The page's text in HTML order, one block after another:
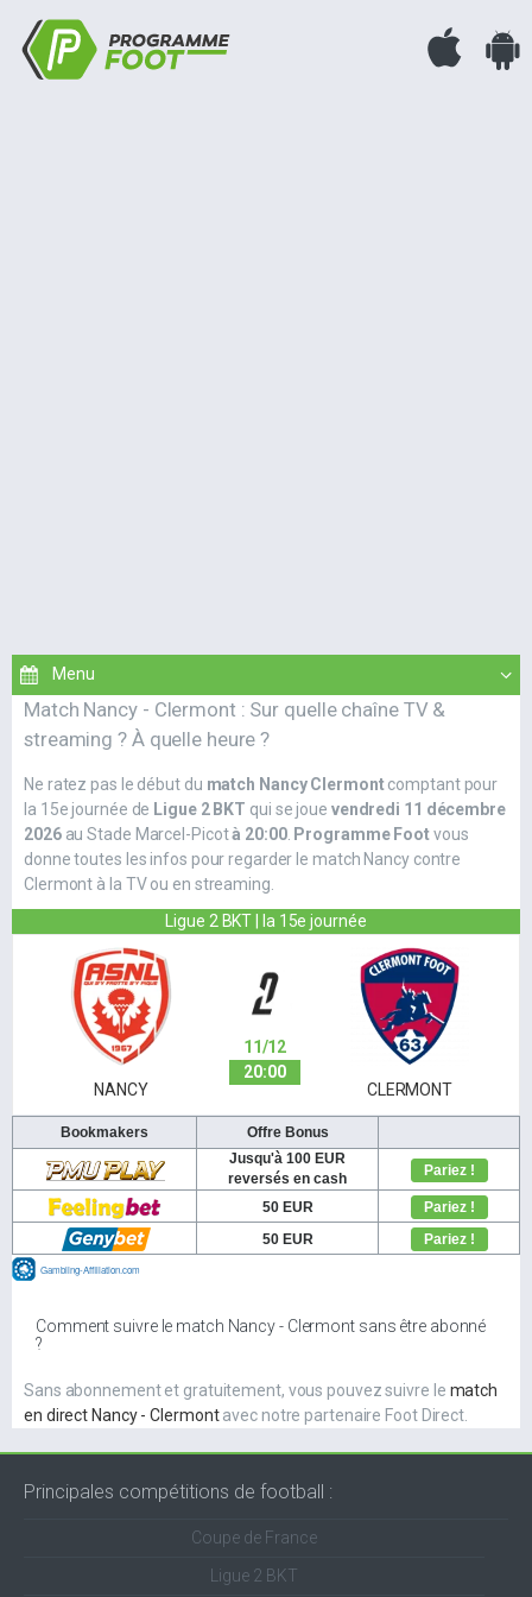
Match Nancy - Clermont : Sur quelle chaîne TV &
streaming ? À quelle heure ?
Ne ratez pas le début du match Nancy Clermontcomptant pour
la 15e journée de Ligue 2 BKT qui se joue vendredi 11 décembre
2026au Stade Marcel-Picotà 20:00. Programme Footvous
donne toutes les infos pour regarder le match Nancy contre
Clermont à la TV ou en streaming.
Ligue 2 BKT | la 15e journée
NANCY
11/12
20:00
CLERMONT
Comment suivre le match Nancy - Clermont sans être abonné
?
Sans abonnement et gratuitement, vous pouvez suivre le match
en direct Nancy - Clermontavec notre partenaire Foot Direct.
Principales compétitions de football :
Coupe de France
Ligue 2 BKT